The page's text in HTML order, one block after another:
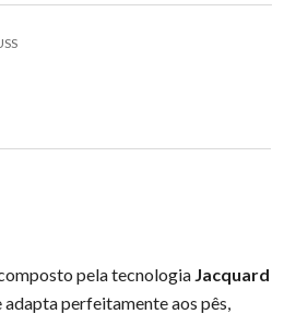
pela tecnologia Jacquard
adapta perfeitamente aos pês,